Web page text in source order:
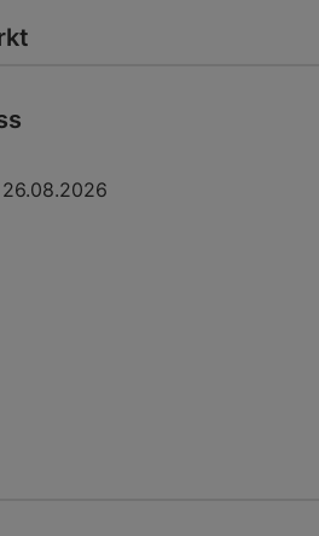
26.08.2026